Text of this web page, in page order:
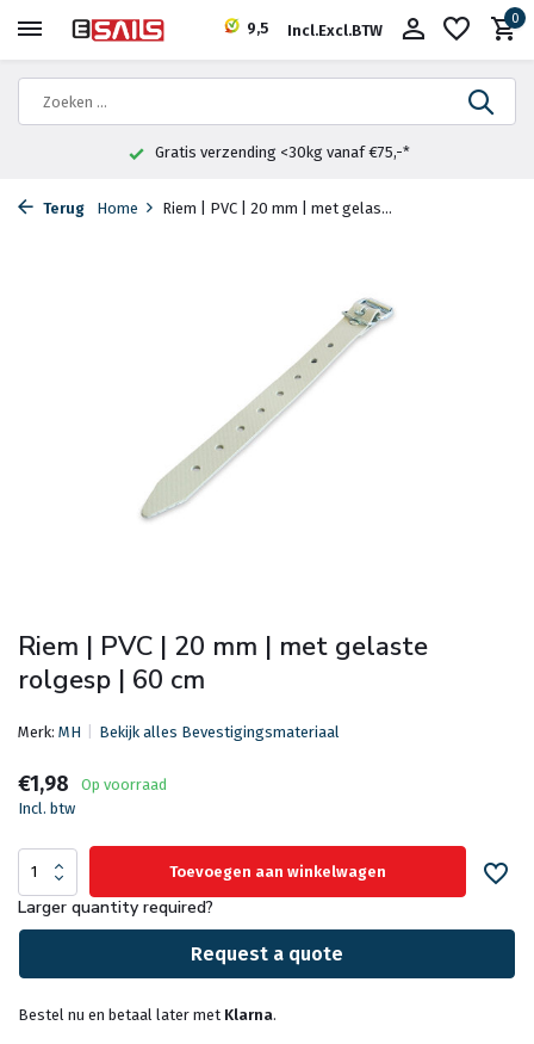
9,5 Incl.Excl.BTW
0
Gratis verzending <30kg vanaf €75,-*
Terug Home Riem | PVC | 20 mm | met gelas...
Riem | PVC | 20 mm | met gelaste
rolgesp | 60 cm
Merk: MH Bekijk alles Bevestigingsmateriaal
€1,98
Op voorraad
Incl. btw
Toevoegen aan winkelwagen
Larger quantity required?
Request a quote
Bestel nu en betaal later met Klarna.